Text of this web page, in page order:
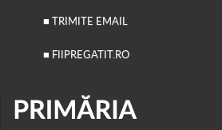
■ TRIMITE EMAIL
■ FIIPREGATIT.RO